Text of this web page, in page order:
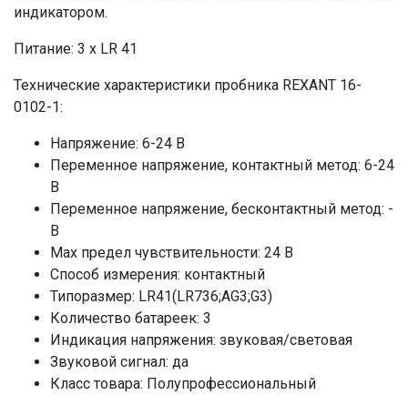
индикатором.
Питание: 3 х LR 41
Технические характеристики пробника REXANT 16-
0102-1:
Напряжение: 6-24 В
Переменное напряжение, контактный метод: 6-24
В
Переменное напряжение, бесконтактный метод: -
В
Max предел чувствительности: 24 В
Способ измерения: контактный
Типоразмер: LR41(LR736;AG3;G3)
Количество батареек: 3
Индикация напряжения: звуковая/световая
Звуковой сигнал: да
Класс товара: Полупрофессиональный